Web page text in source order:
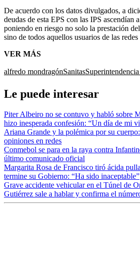
De acuerdo con los datos divulgados, a
deudas de esta EPS con las IPS ascendían
poniendo en riesgo no solo la prestación
sino de todos aquellos usuarios de las redes
VER MÁS
alfredo mondragónSanitas
Le puede interesar
Piter Albeiro no se contuvo y habló sobre
hizo inesperada confesión: “Un día de mi
Ariana Grande y la polémica por su
opiniones en redes
Conmebol se para en la raya contra
último comunicado oficial
Margarita Rosa de Francisco tiró ácida
termine su Gobierno: “Ha sido inaceptable”
Grave accidente vehicular en el Túnel de
Gutiérrez sale a hablar y confirma el